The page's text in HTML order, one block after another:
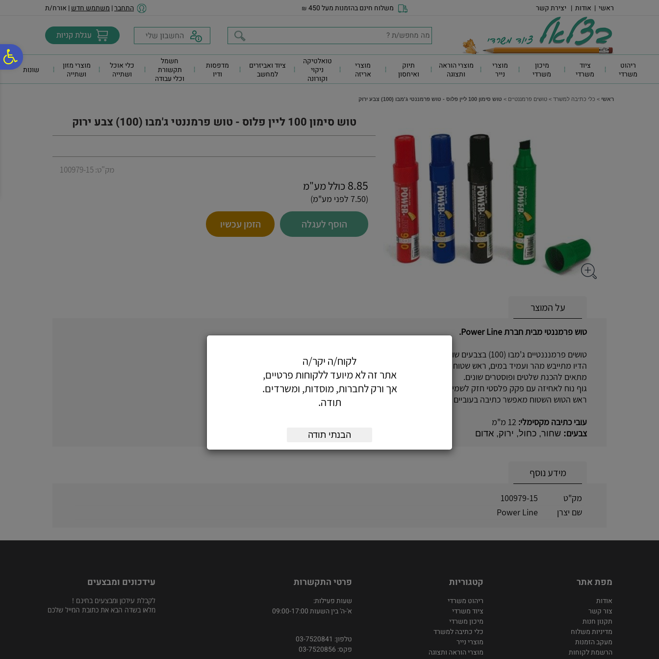
נגישות
אתר
המרכזי
ראשי | אודות | יצירת קשר משלוח חינם בהזמנות מעל 450 ₪ התחבר| משתמש חדש| אורח/ת
ריהוט
משרדי
ציוד
משרדי
מיכון
משרדי
מוצרי
נייר
מוצרי הוראה
ותצוגה
תיוק
ואיחסון
מוצרי
אריזה
טואלטיקה
ניקוי
וקורונה
ציוד ואביזרים
למחשב
מדפסות
ודיו
חשמל
תקשורת
וכלי עבודה
כלי אוכל
ושתייה
מוצרי מזון
ושתייה
שונות
ראשי > כלי כתיבה למשרד > טושים פרמננטיים > טוש סימון 100 ליין פלוס - טוש פרמננטי ג'מבו (100) צבע ירוק
טוש סימון 100 ליין פלוס - טוש פרמננטי ג'מבו (100) צבע ירוק
מק"ט: 100979-15
8.85 כולל מע"מ
(7.50 לפני מע"מ)
הוסף לעגלה הזמן עכשיו
על המוצר
טוש פרמננטי מבית חברת Power Line.
טושים פרמנננטיים ג'מבו (100) בצבעים שונים בעלי דיו על בסיס כוהל.
הדיו מתייבש מהר ועמיד במים, ראש שטוח עבה במיוחד.
מתאים להכנת שלטים ופוסטרים שונים.
גוף נוח לאחיזה עם פקק פלסטי חזק לשמירה על ראש הטוש שלא יתייבש.
ראש הטוש השטוח מאפשר כתיבה בעוביים שונים.
עובי כתיבה מקסימלי:
צבעים: שחור, כחול, ירוק, אדום
מידע נוסף
מק"ט
100979-15
שם יצרן
Power Line
מפת אתר
אודות
צור קשר
תקנון חנות
מדיניות משלוח
מעקב הזמנות
הרשמת לקוחות
קטגוריות
ריהוט משרדי
ציוד משרדי
מיכון משרדי
כלי כתיבה למשרד
מוצרי נייר
מוצרי הוראה ותצוגה
פרטי התקשרות
שעות פעילות:
א'-ה' בין השעות 09:00-17:00
טלפון: 03-7520841
פקס: 03-7520856
עידכונים ומבצעים
לקבלת עידכון ומבצעים בחינם !
מלאו בשדה הבא את כתובת המייל שלכם
לקוח/ה יקר/ה
אתר זה לא מיועד ללקוחות פרטיים,
אך ורק לחברות, מוסדות, ומשרדים.
תודה.
הבנתי תודה